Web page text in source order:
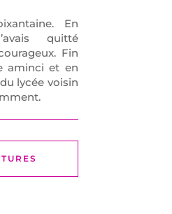
En
quitté
Fin
aminci et en
lycée voisin